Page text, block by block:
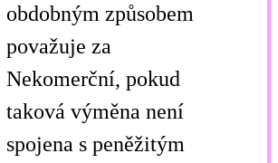
obdobným způsobem
považuje za
Nekomerční, pokud
taková výměna není
spojena s peněžitým